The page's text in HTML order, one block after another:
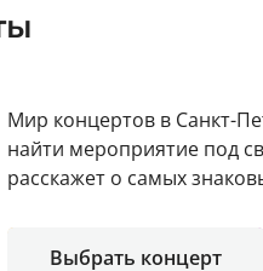
Мир концертов в Санкт-
найти мероприятие под
расскажет о самых
Выбрать концерт